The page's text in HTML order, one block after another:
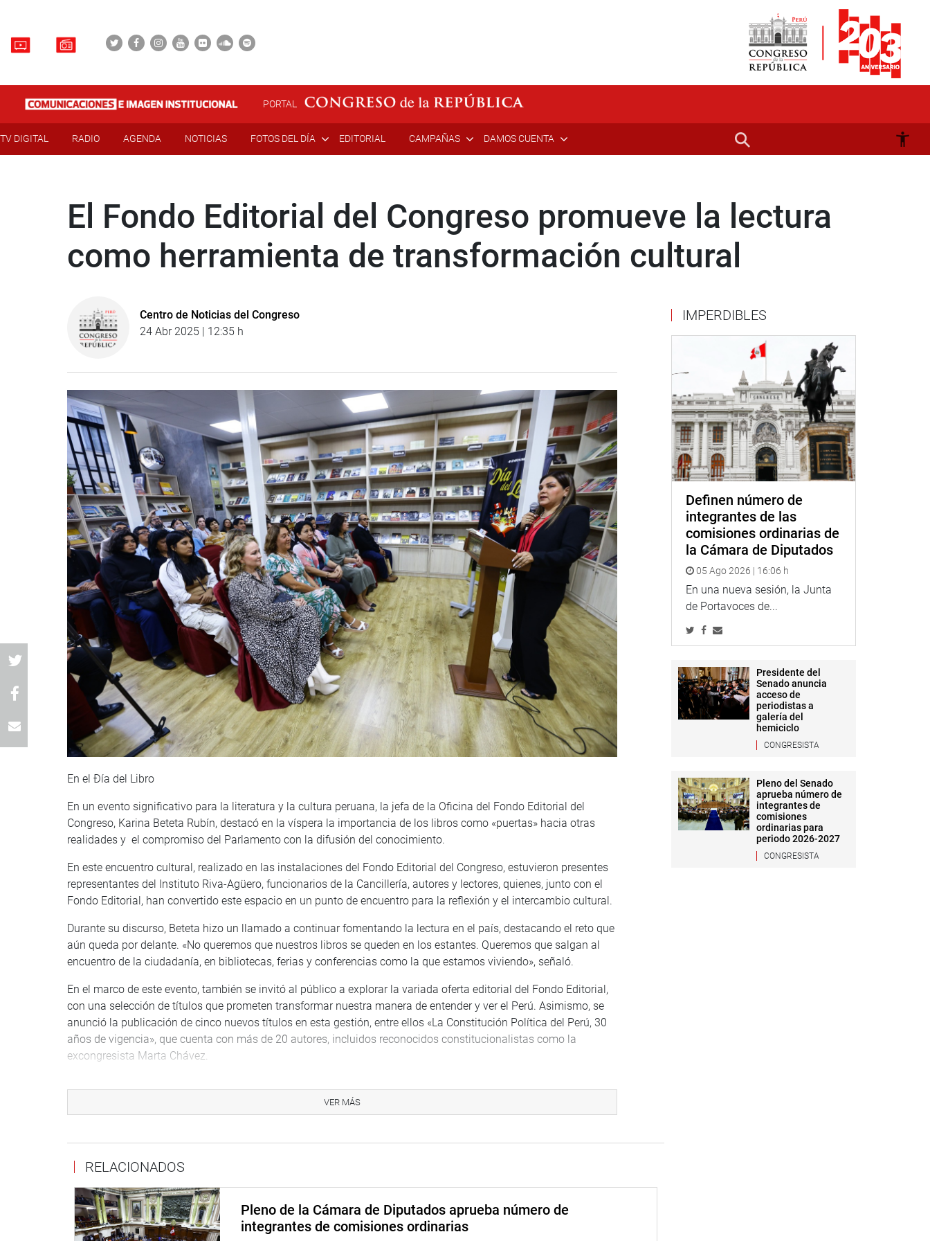
PORTAL
TV DIGITAL RADIO AGENDA NOTICIAS FOTOS DEL DÍA EDITORIAL CAMPAÑAS DAMOS CUENTA
El Fondo Editorial del Congreso promueve la lectura
como herramienta de transformación cultural
Centro de Noticias del Congreso
24 Abr 2025 | 12:35 h
En el Ðía del Libro
En un evento significativo para la literatura y la cultura peruana, la jefa de la Oficina del Fondo Editorial del
Congreso, Karina Beteta Rubín, destacó en la víspera la importancia de los libros como «puertas» hacia otras
realidades y el compromiso del Parlamento con la difusión del conocimiento.
En este encuentro cultural, realizado en las instalaciones del Fondo Editorial del Congreso, estuvieron presentes
representantes del Instituto Riva-Agüero, funcionarios de la Cancillería, autores y lectores, quienes, junto con el
Fondo Editorial, han convertido este espacio en un punto de encuentro para la reflexión y el intercambio cultural.
Durante su discurso, Beteta hizo un llamado a continuar fomentando la lectura en el país, destacando el reto que
aún queda por delante. «No queremos que nuestros libros se queden en los estantes. Queremos que salgan al
encuentro de la ciudadanía, en bibliotecas, ferias y conferencias como la que estamos viviendo», señaló.
En el marco de este evento, también se invitó al público a explorar la variada oferta editorial del Fondo Editorial,
con una selección de títulos que prometen transformar nuestra manera de entender y ver el Perú. Asimismo, se
anunció la publicación de cinco nuevos títulos en esta gestión, entre ellos «La Constitución Política del Perú, 30
años de vigencia», que cuenta con más de 20 autores, incluidos reconocidos constitucionalistas como la
excongresista Marta Chávez.
nacional y fortalecen nuestra memoria histórica, cívica y cultural. Un reconocimiento merecido a su invaluable
aporte intelectual, que, a través de la palabra escrita, continúa contribuyendo al crecimiento y la construcción de
Para aquellos interesados en conocer más sobre la oferta editorial, se invita a visitar el Fondo Editorial del
Congreso en el Jr. Huallaga 330, Cercado de Lima.
OFICINA DE COMUNICACIONES E IMAGEN INSTITUCIONAL
VER MÁS
RELACIONADOS
Pleno de la Cámara de Diputados aprueba número de
integrantes de comisiones ordinarias
IMPERDIBLES
Definen número de
integrantes de las
comisiones ordinarias de
la Cámara de Diputados
05 Ago 2026 | 16:06 h
En una nueva sesión, la Junta
de Portavoces de...
Presidente del
Senado anuncia
acceso de
periodistas a
galería del
hemiciclo
CONGRESISTA
Pleno del Senado
aprueba número de
integrantes de
comisiones
ordinarias para
periodo 2026-2027
CONGRESISTA